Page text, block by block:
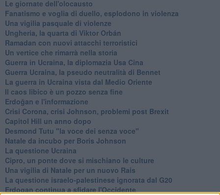
Le giornate dell'olocausto
Fanatismo e voglia di duello, esplodono in violenza
Una vigilia pasquale di violenze
Ungheria, la quarta di Viktor Orbán
Ramadan con nuovi attacchi terroristici
Un vertice che rimarrà nella storia
Guerra in Ucraina, la diplomazia Usa Cina
Guerra Ucraina, la pseudo neutralità di Bennet
La guerra in Ucraina vista dal Medio Oriente
​Il caos libico è un pozzo senza fine
Erdoğan e l'informazione
Crisi Corona, crisi Johnson, problemi post Brexit
Capitol Hill un anno dopo
Desmond Tutu "la voce dei senza voce"
Natale da incubo per Boris Johnson
La questione Ucraina
Cipro, un ponte dove si mischiano le culture
Una vigilia di Natale per un nuovo Rais
La questione israelo-palestinese ignorata dal G20
Erdogan continua a sfidare l'Occidente